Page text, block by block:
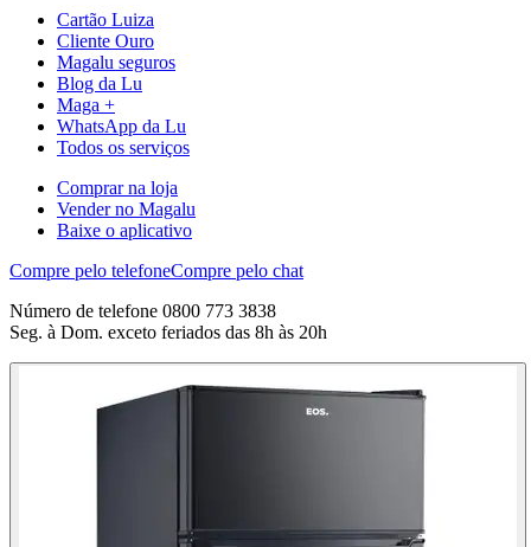
Cartão Luiza
Cliente Ouro
Magalu seguros
Blog da Lu
Maga +
WhatsApp da Lu
Todos os serviços
Comprar na loja
Vender no Magalu
Baixe o aplicativo
Compre pelo telefoneCompre pelo chat
Número de telefone 0800 773 3838
Seg. à Dom. exceto feriados das 8h às 20h